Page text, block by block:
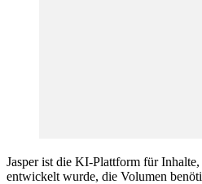
Jasper ist die KI-Plattform für
entwickelt wurde, die Volumen